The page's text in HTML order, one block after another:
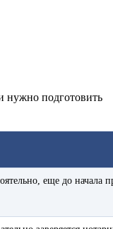
нужно подготовить
еще до начала